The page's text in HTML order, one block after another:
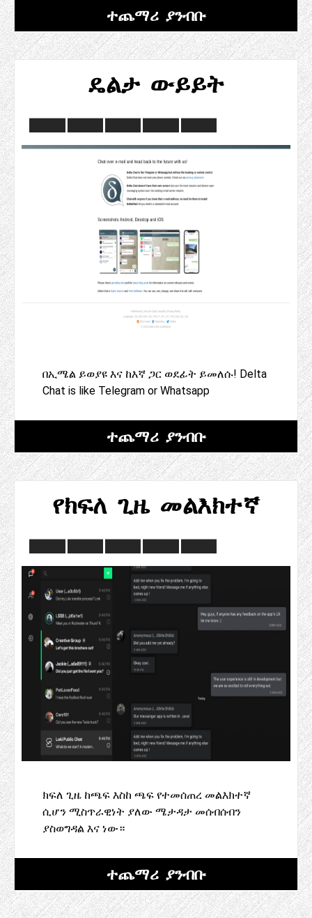
ተጨማሪ ያንብቡ
ዴልታ ውይይት
በኢሜል ይወያዩ እና ከእኛ ጋር ወደፊት ይመለሱ! Delta
Chat is like Telegram or Whatsapp
ተጨማሪ ያንብቡ
የክፍለ ጊዜ መልእክተኛ
ክፍለ ጊዜ ከጫፍ እስከ ጫፍ የተመሰጠረ መልእክተኛ
ሲሆን ሚስጥራዊነት ያለው ሜታዳታ መሰብሰብን
ያስወግዳል እና ነው።
ተጨማሪ ያንብቡ